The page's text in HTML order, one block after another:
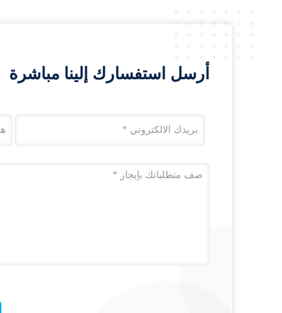
أرسل استفسارك إلينا مباشرة